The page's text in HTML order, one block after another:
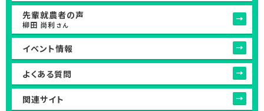
先輩就農者の声
柳田 尚利 さん
イベント情報
よくある質問
関連サイト